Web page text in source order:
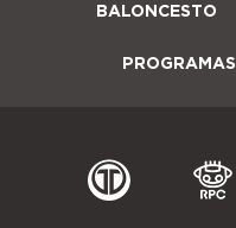
BALONCESTO
PROGRAMAS